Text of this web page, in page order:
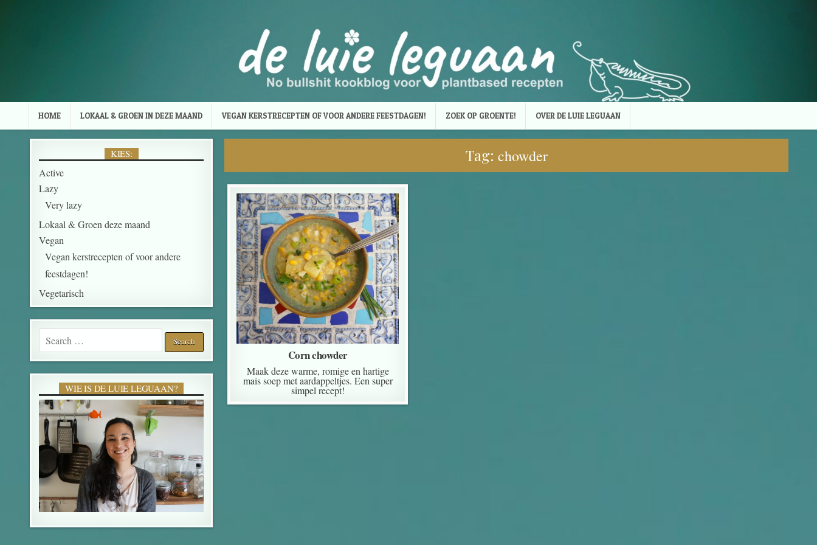
HOME LOKAAL & GROEN IN DEZE MAAND VEGAN KERSTRECEPTEN OF VOOR ANDERE FEESTDAGEN! ZOEK OP GROENTE! OVER DE LUIE LEGUAAN
Tag: chowder
Corn chowder
Maak deze warme, romige en hartige
mais soep met aardappeltjes. Een super
simpel recept!
KIES:
Active
Lazy
Very lazy
Lokaal & Groen deze maand
Vegan
Vegan kerstrecepten of voor andere
feestdagen!
Vegetarisch
Search for:
WIE IS DE LUIE LEGUAAN?